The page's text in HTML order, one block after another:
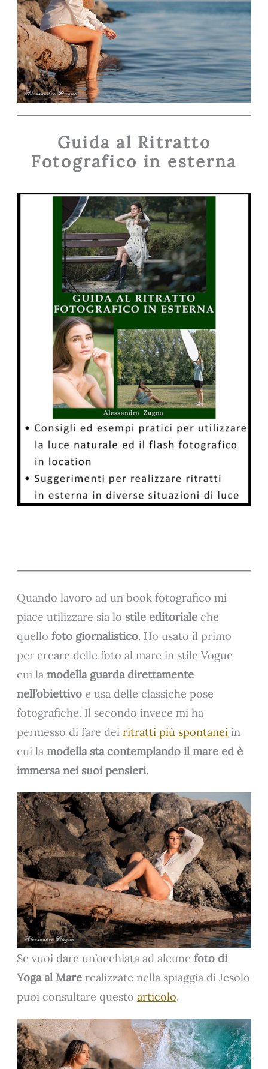
Guida al Ritratto
Fotografico in esterna
Quando lavoro ad un book fotografico mi
piace utilizzare sia lo stile editoriale che
quellofoto giornalistico. Ho usato il primo
per creare delle foto al mare in stile Vogue
cui lamodella guarda direttamente
nell’obiettivo e usa delle classiche pose
fotografiche. Il secondo invece mi ha
permesso di fare deiritratti più spontanei in
cui lamodella sta contemplando il mare ed è
immersa nei suoi pensieri.
Se vuoi dare un’occhiata ad alcunefoto di
Yoga al Mare realizzate nella spiaggia di Jesolo
puoi consultare questoarticolo.